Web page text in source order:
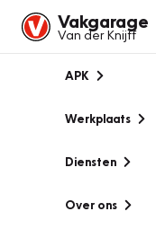
Vakgarage
Van der Knijff
APK
Werkplaats
Diensten
Over ons